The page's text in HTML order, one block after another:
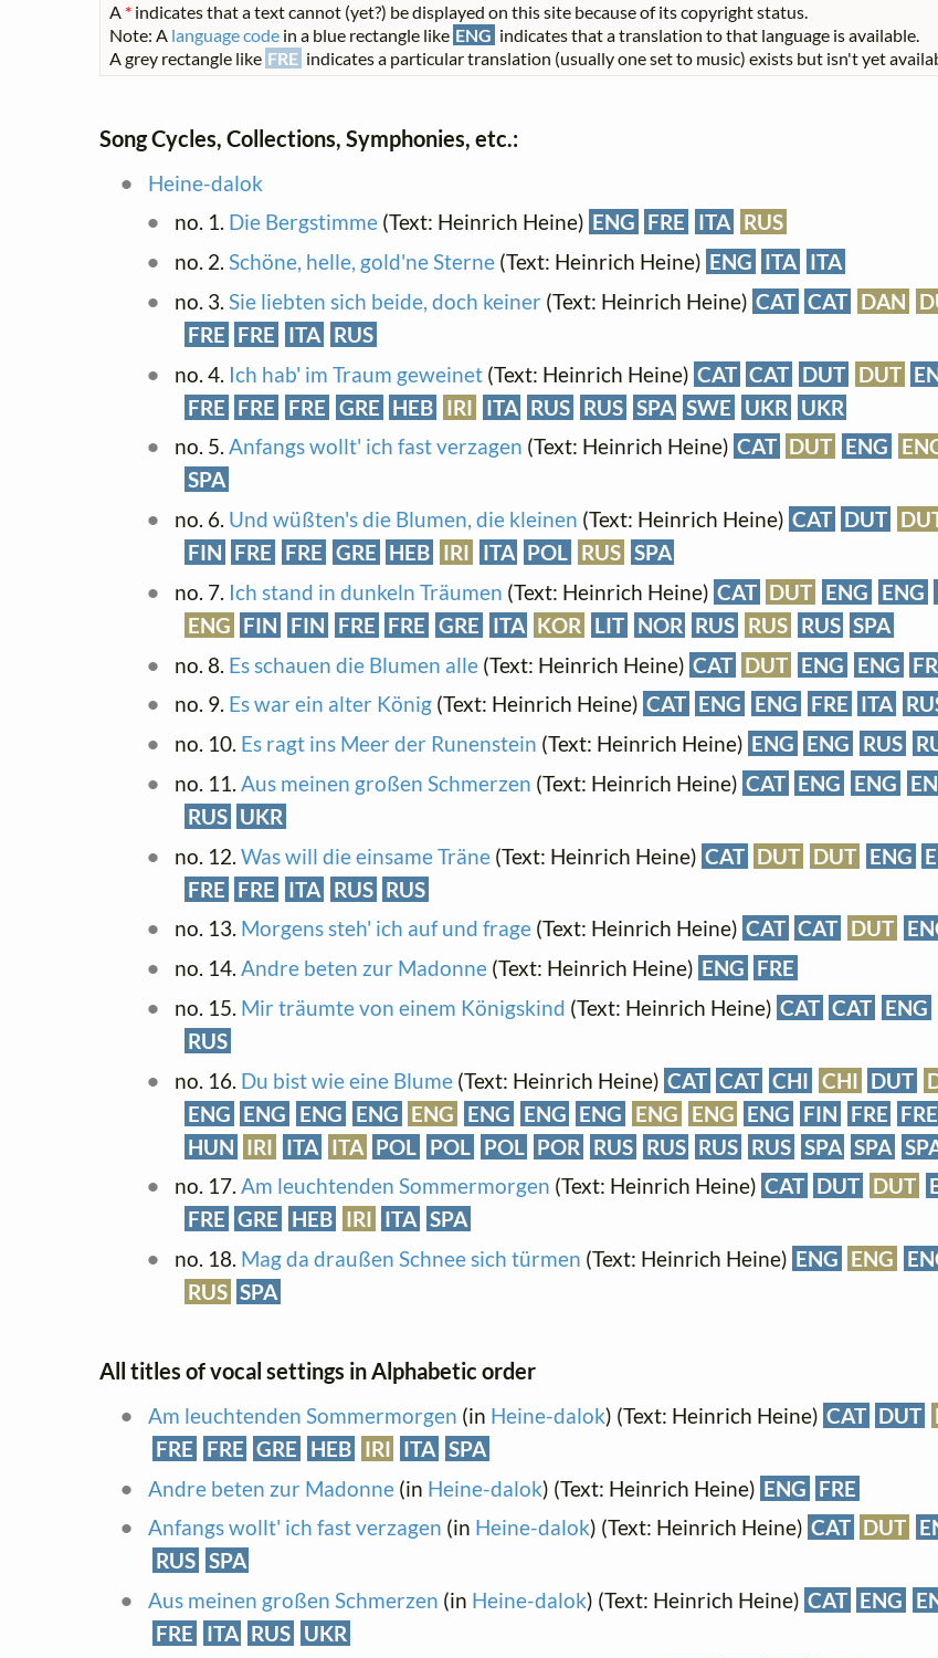
A * indicates that a text cannot (yet?) be displayed on this site because of its copyright status.
Note: A language code in a blue rectangle like ENG indicates that a translation to that language is available.
A grey rectangle like FRE indicates a particular translation (usually one set to music) exists but isn't yet
Song Cycles, Collections, Symphonies, etc.:
Heine-dalok
no. 1. Die Bergstimme(Text: Heinrich Heine) ENG FRE ITA RUS
no. 2. Schöne, helle, gold'ne Sterne(Text: Heinrich Heine) ENG ITA ITA
no. 3. Sie liebten sich beide, doch keiner (Text: Heinrich Heine) CAT CAT DAN
FRE FRE ITA RUS
no. 4. Ich hab' im Traum geweinet(Text: Heinrich Heine) CAT CAT DUT DUT
FRE FRE FRE GRE HEB IRI ITA RUS RUS SPA SWE UKR UKR
no. 5. Anfangs wollt' ich fast verzagen (Text: Heinrich Heine) CAT DUT ENG
SPA
no. 6. Und wüßten's die Blumen, die kleinen (Text: Heinrich Heine) CAT DUT
FIN FRE FRE GRE HEB IRI ITA POL RUS SPA
no. 7. Ich stand in dunkeln Träumen (Text: Heinrich Heine) CAT DUT ENG ENG
ENG FIN FIN FRE FRE GRE ITA KOR LIT NOR RUS RUS RUS SPA
no. 8. Es schauen die Blumen alle(Text: Heinrich Heine) CAT DUT ENG ENG
no. 9. Es war ein alter König(Text: Heinrich Heine) CAT ENG ENG FRE ITA
no. 10. Es ragt ins Meer der Runenstein (Text: Heinrich Heine) ENG ENG RUS
no. 11. Aus meinen großen Schmerzen (Text: Heinrich Heine) CAT ENG ENG
RUS UKR
no. 12. Was will die einsame Träne(Text: Heinrich Heine) CAT DUT DUT ENG
FRE FRE ITA RUS RUS
no. 13. Morgens steh' ich auf und frage(Text: Heinrich Heine) CAT CAT DUT
no. 14. Andre beten zur Madonne(Text: Heinrich Heine) ENG FRE
no. 15. Mir träumte von einem Königskind (Text: Heinrich Heine) CAT CAT ENG
RUS
no. 16. Du bist wie eine Blume(Text: Heinrich Heine) CAT CAT CHI CHI DUT
ENG ENG ENG ENG ENG ENG ENG ENG ENG ENG ENG FIN FRE FRE
HUN IRI ITA ITA POL POL POL POR RUS RUS RUS RUS SPA SPA
no. 17. Am leuchtenden Sommermorgen (Text: Heinrich Heine) CAT DUT DUT
FRE GRE HEB IRI ITA SPA
no. 18. Mag da draußen Schnee sich türmen (Text: Heinrich Heine) ENG ENG
RUS SPA
All titles of vocal settings in Alphabetic order
Am leuchtenden Sommermorgen (in Heine-dalok) (Text: Heinrich Heine) CAT DUT
FRE
FRE GRE HEB IRI ITA SPA
Andre beten zur Madonne(in Heine-dalok) (Text: Heinrich Heine) ENG FRE
Anfangs wollt' ich fast verzagen (in Heine-dalok) (Text: Heinrich Heine) CAT DUT
RUS SPA
Aus meinen großen Schmerzen (in Heine-dalok) (Text: Heinrich Heine) CAT ENG
FRE
ITA RUS UKR